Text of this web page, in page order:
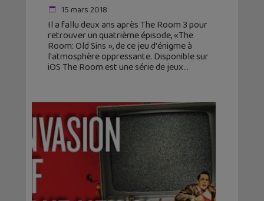
15 mars 2018
Il a fallu deux ans après The Room 3 pour
retrouver un quatrième épisode, «The
Room: Old Sins », de ce jeu d'énigme à
l'atmosphère oppressante. Disponible sur
iOS The Room est une série de jeux